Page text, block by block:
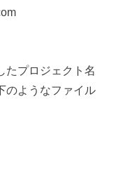
たプロジェクト名
のようなファイル